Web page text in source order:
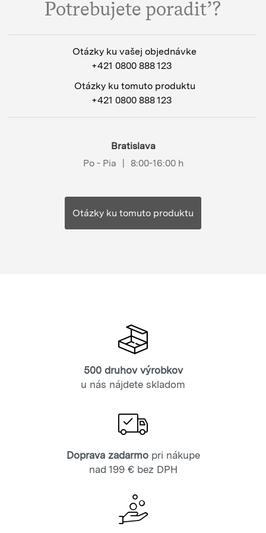
Potrebujete poradiť?
Otázky ku vašej objednávke
+421 0800 888 123
Otázky ku tomuto produktu
+421 0800 888 123
Bratislava
Po - Pia
| 8:00-16:00 h
Otázky ku tomuto produktu
500 druhov výrobkov
u nás nájdete skladom
Doprava zadarmopri nákupe
nad 199 € bez DPH